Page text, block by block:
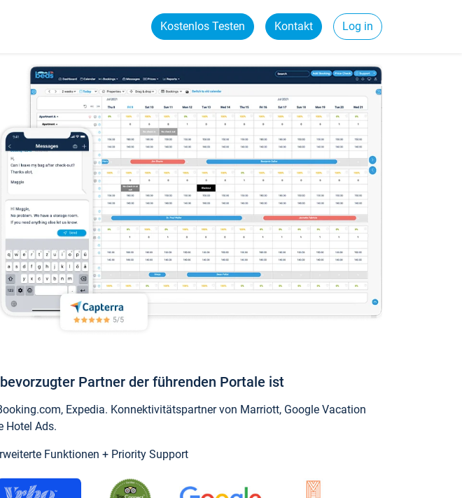
Kostenlos Testen Kontakt Log in
Partner der führenden Portale ist
Expedia. Konnektivitätspartner von Marriott, Google Vacation
Hotel Ads.
Funktionen + Priority Support